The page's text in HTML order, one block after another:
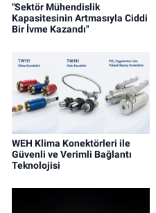
"Sektör Mühendislik
Kapasitesinin Artmasıyla Ciddi
Bir İvme Kazandı"
WEH Klima Konektörleri ile
Güvenli ve Verimli Bağlantı
Teknolojisi